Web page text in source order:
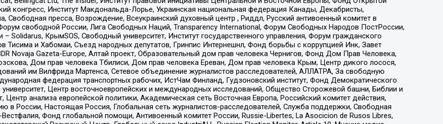
конгресс, Институт Макдональда-Лорье, Украинская национальная федерация Канады, Декабристы,
пресса, Возрождение, Всеукраинский духовный центр , Риддл, Русский антивоенный комитет в
свободной России, Лига Свободных Наций, Transparеncy International, Форум Свободных Народов ПостРоссии,
Solidarus, КрымSOS, Свободный университет, Институт государственного управления, Форум гражданского
Тисима и Хабомаи, Съезд народных депутатов, Гринпис Интернешнл, Фонд борьбы с коррупцией Инк, Завет
Novaja Gazeta-Europe, Алтай проект, Образовательный дом прав человека Чернигов, Фонд Дом Прав Человека,
Дом прав человека Тбилиси, Дом прав человека Ереван, Дом прав человека Крым, Центр дикого лосося,
им Вилфрида Мартенса, Сетевое объединение журналистов расследователей, АЛЛАТРА, За свободную
федерация транспортных рабочих, ИстЧам Финланд, Гудзоновский институт, Фонд Демократического
Центр восточноевропейских и международных исследований, Общество Сторожевой башни, Библии и
анализа европейской политики, Академическая сеть Восточная Европа, Российский комитет действия,
России, Настоящая Россия, Глобальная сеть журналистов-расследователей, Служба поддержки, Свободная
Фонд глобальной помощи, Антивоенный комитет России, Russie-Libertes, La Asocicion de Rusos Libres,